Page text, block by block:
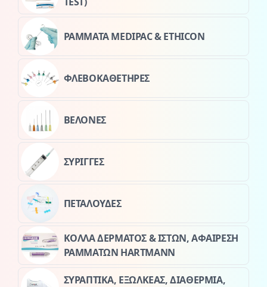
ΡΑΜΜΑΤΑ MEDIPAC & ETHICON
ΦΛΕΒΟΚΑΘΕΤΗΡΕΣ
ΒΕΛΟΝΕΣ
ΣΥΡΙΓΓΕΣ
ΠΕΤΑΛΟΥΔΕΣ
ΚΟΛΛΑ ΔΕΡΜΑΤΟΣ & ΙΣΤΩΝ, ΑΦΑΙΡΕΣΗ
ΡΑΜΜΑΤΩΝ HARTMANN
ΣΥΡΑΠΤΙΚΑ, ΕΞΩΛΚΕΑΣ, ΔΙΑΘΕΡΜΙΑ,